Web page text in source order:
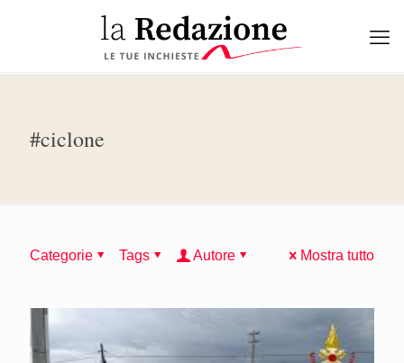
#ciclone
Categorie Tags Autore Mostra tutto